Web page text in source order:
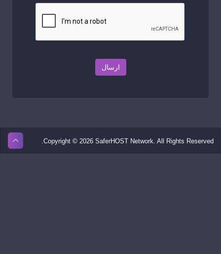
ارسال
Copyright © 2026 SaferHOST Network. All Rights Reserved.